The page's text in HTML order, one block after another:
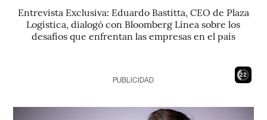
Entrevista Exclusiva: Eduardo Bastitta, CEO de Plaza
Logística, dialogó con Bloomberg Línea sobre los
desafíos que enfrentan las empresas en el país
21
PUBLICIDAD